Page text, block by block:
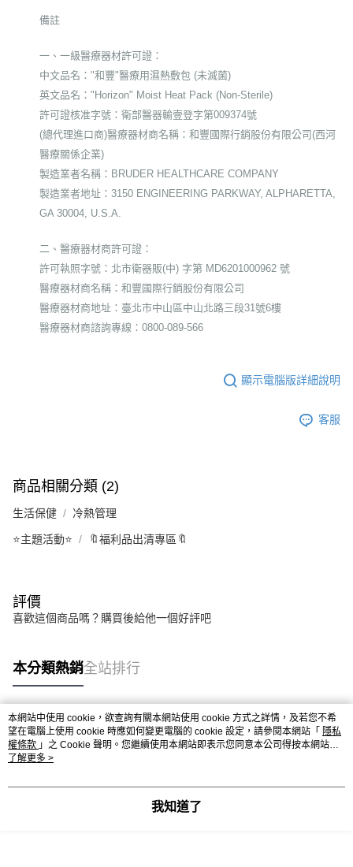
備註
一、一級醫療器材許可證：
中文品名："和豐"醫療用濕熱敷包 (未滅菌)
英文品名："Horizon" Moist Heat Pack (Non-Sterile)
許可證核准字號：衛部醫器輸壹登字第009374號
(總代理進口商)醫療器材商名稱：和豐國際行銷股份有限公司(西河
醫療關係企業)
製造業者名稱：BRUDER HEALTHCARE COMPANY
製造業者地址：3150 ENGINEERING PARKWAY, ALPHARETTA,
GA 30004, U.S.A.
二、醫療器材商許可證：
許可執照字號：北市衛器販(中) 字第 MD6201000962 號
醫療器材商名稱：和豐國際行銷股份有限公司
醫療器材商地址：臺北市中山區中山北路三段31號6樓
醫療器材商諮詢專線：0800-089-566
顯示電腦版詳細說明
客服
商品相關分類 (2)
生活保健 冷熱管理
⭐主題活動⭐ 🔖福利品出清專區🔖
評價
喜歡這個商品嗎？購買後給他一個好評吧
本分類熱銷全站排行
熱門標籤
本網站中使用 cookie，欲查詢有關本網站使用 cookie 方式之詳情，及若您不希
望在電腦上使用 cookie 時應如何變更電腦的 cookie 設定，請參閱本網站「 隱私
權條款 」之 Cookie 聲明。您繼續使用本網站即表示您同意本公司得按本網站使
用條款之 Cookie 聲明使用 cookie。
了解更多 >
我知道了